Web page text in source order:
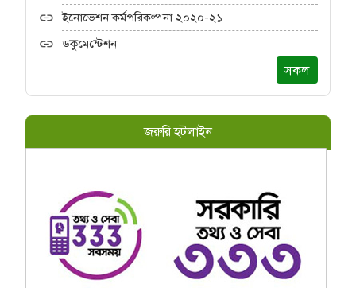
ইনোভেশন কর্মপরিকল্পনা ২০২০-২১
ডকুমেন্টেশন
সকল
জরুরি হটলাইন